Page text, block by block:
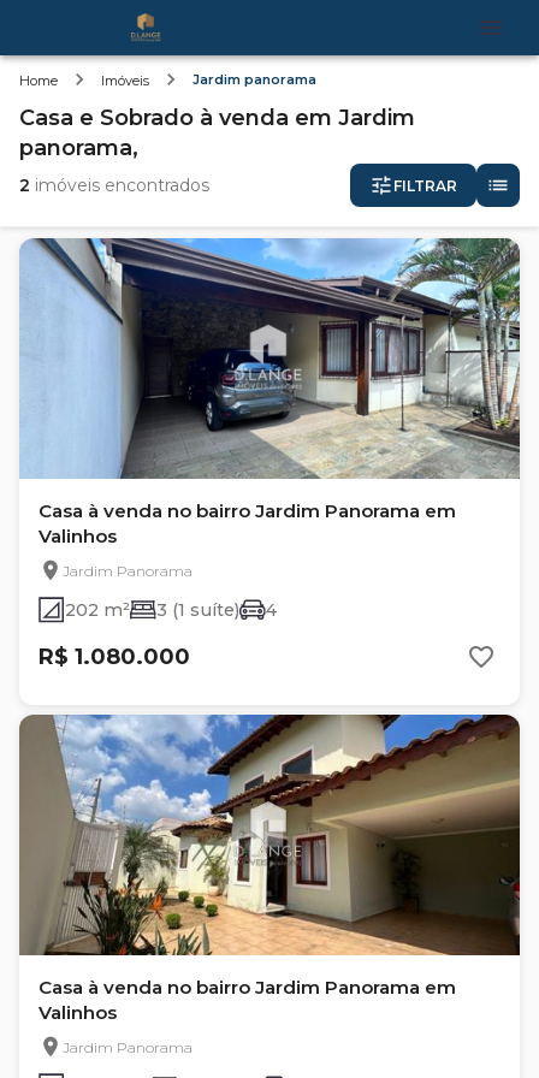
Home Imóveis Jardim panorama
Casa e Sobrado à venda em Jardim
panorama,
2 imóveis encontrados FILTRAR
Casa à venda no bairro Jardim Panorama em
Valinhos
Jardim Panorama
202 m² 3 (1 suíte) 4
R$ 1.080.000
Casa à venda no bairro Jardim Panorama em
Valinhos
Jardim Panorama